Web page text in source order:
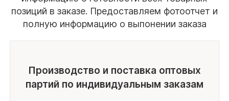
товара. Оптовая партия для каждого вида
гранита разная, но, по сути, оптом мы
считаем партию, полностью загружающую
грузоподъёмностью 20 тонн или 28 тонн (в
усиленном исполнении).
Примеры загрузки контейнера по
позиций в заказе. Предоставляем фотоотчет и
полную информацию о выпонении заказа
Производство и поставка оптовых
партий по индивидуальным заказам